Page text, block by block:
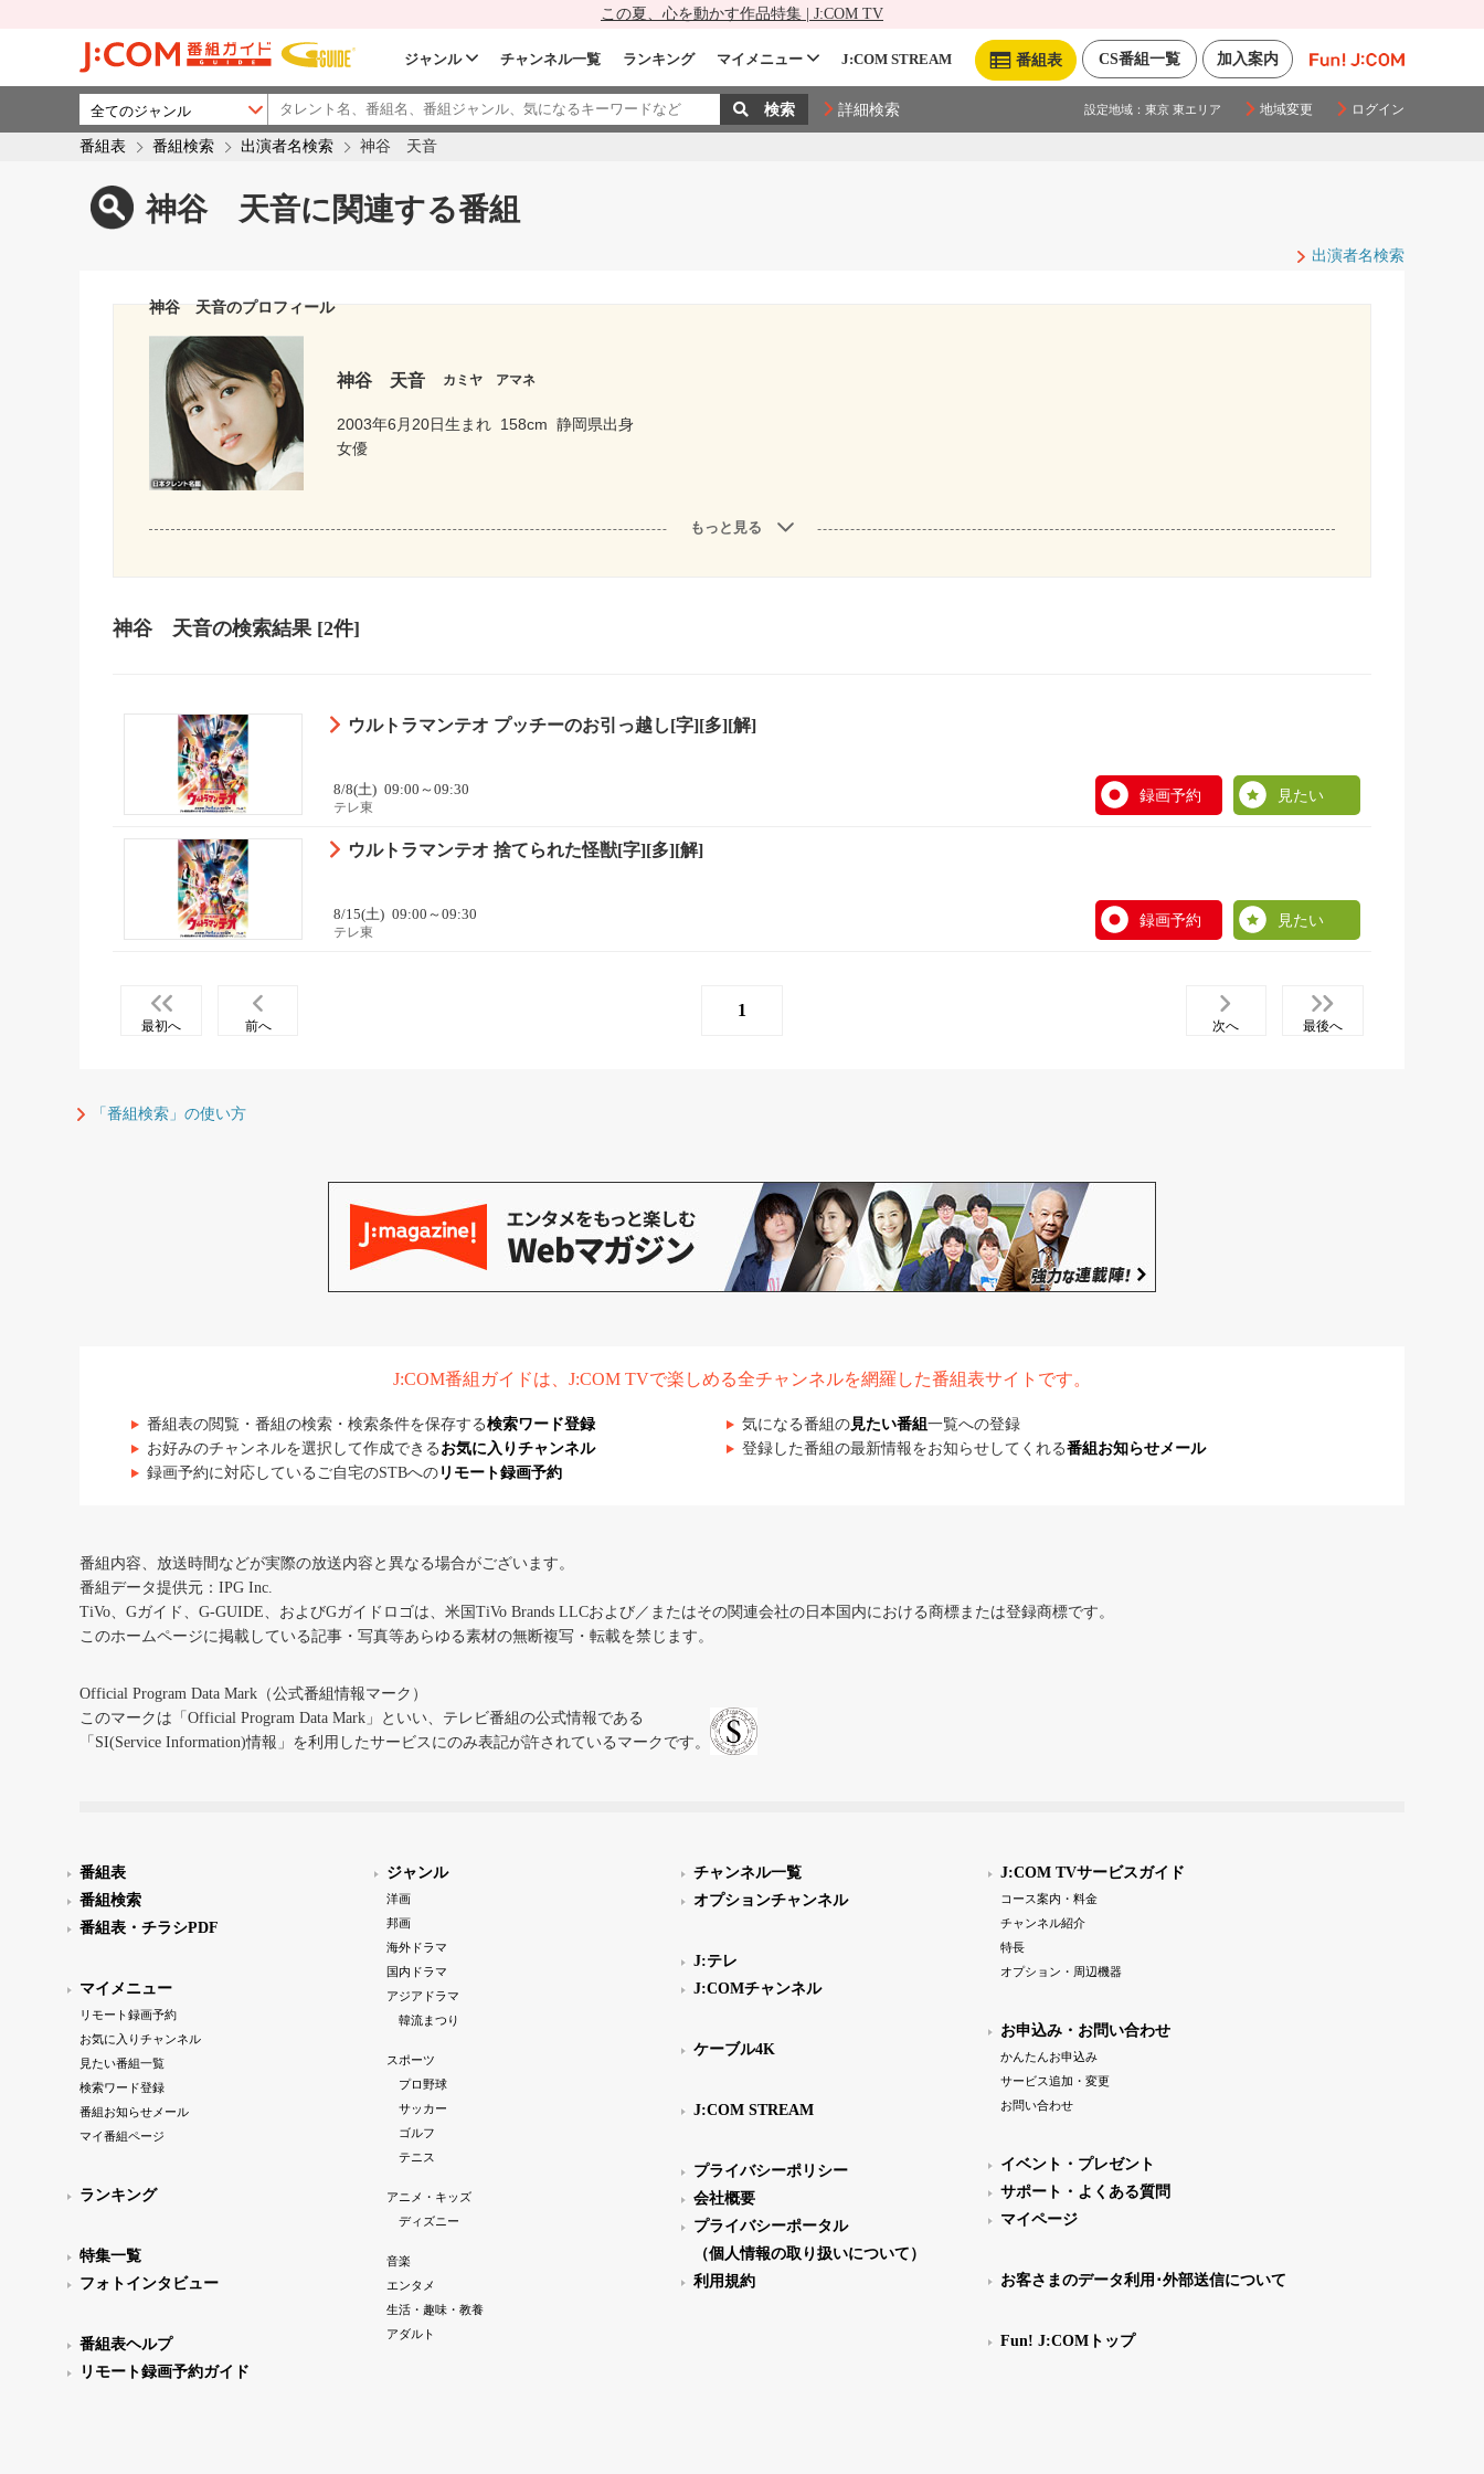
この夏、心を動かす作品特集 | J:COM TV
加入案内
CS番組一覧
番組表
ジャンル チャンネル一覧 ランキング マイメニュー J:COM STREAM
詳細検索 設定地域： 東京 東エリア 地域変更 ログイン
番組表 番組検索 出演者名検索 神谷 天音
神谷 天音に関連する番組
出演者名検索
神谷 天音のプロフィール
神谷 天音 カミヤ アマネ
2003年6月20日生まれ 158cm 静岡県出身
女優
もっと見る
神谷 天音の検索結果 [2件]
ウルトラマンテオ プッチーのお引っ越し[字][多][解]
8/8(土) 09:00～09:30
テレ東
録画予約 見たい
ウルトラマンテオ 捨てられた怪獣[字][多][解]
8/15(土) 09:00～09:30
テレ東
録画予約 見たい
最初へ 前へ
1
次へ 最後へ
「番組検索」の使い方
J:COM番組ガイドは、J:COM TVで楽しめる全チャンネルを網羅した番組表サイトです。
番組表の閲覧・番組の検索・検索条件を保存する検索ワード登録 気になる番組の見たい番組 一覧への登録
お好みのチャンネルを選択して作成できる お気に入りチャンネル 登録した番組の最新情報をお知らせしてくれる番組お知らせメール
録画予約に対応しているご自宅のSTBへの リモート録画予約
番組内容、放送時間などが実際の放送内容と異なる場合がございます。
番組データ提供元：IPG Inc.
TiVo、Gガイド、G-GUIDE、およびGガイドロゴは、米国TiVo Brands LLCおよび／またはその関連会社の日本国内における商標または登録商標です。
このホームページに掲載している記事・写真等あらゆる素材の無断複写・転載を禁じます。
Official Program Data Mark（公式番組情報マーク）
このマークは「Official Program Data Mark」といい、テレビ番組の公式情報である
「SI(Service Information)情報」を利用したサービスにのみ表記が許されているマークです。
番組表
番組検索
番組表・チラシPDF
マイメニュー
リモート録画予約
お気に入りチャンネル
見たい番組一覧
検索ワード登録
番組お知らせメール
マイ番組ページ
ランキング
特集一覧
フォトインタビュー
番組表ヘルプ
リモート録画予約ガイド
ジャンル
洋画
邦画
海外ドラマ
国内ドラマ
アジアドラマ
韓流まつり
スポーツ
プロ野球
サッカー
ゴルフ
テニス
アニメ・キッズ
ディズニー
音楽
エンタメ
生活・趣味・教養
アダルト
チャンネル一覧
オプションチャンネル
J:テレ
J:COMチャンネル
ケーブル4K
J:COM STREAM
プライバシーポリシー
会社概要
プライバシーポータル
（個人情報の取り扱いについて）
利用規約
J:COM TVサービスガイド
コース案内・料金
チャンネル紹介
特長
オプション・周辺機器
お申込み・お問い合わせ
かんたんお申込み
サービス追加・変更
お問い合わせ
イベント・プレゼント
サポート・よくある質問
マイページ
お客さまのデータ利用･外部送信について
Fun! J:COMトップ